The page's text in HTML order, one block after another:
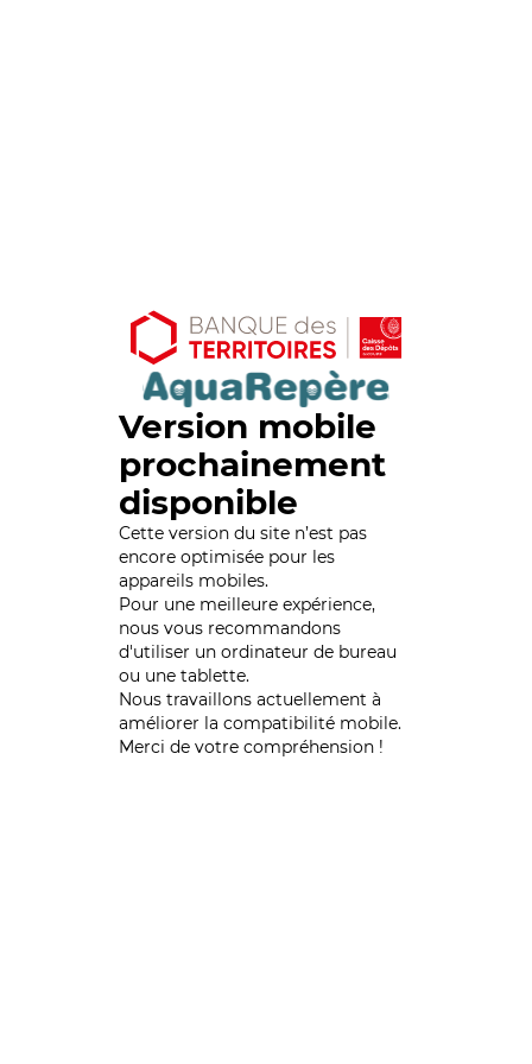
Version mobile
prochainement
disponible
Cette version du site n’est pas
encore optimisée pour les
appareils mobiles.
Pour une meilleure expérience,
nous vous recommandons
d'utiliser un ordinateur de bureau
ou une tablette.
Nous travaillons actuellement à
améliorer la compatibilité mobile.
Merci de votre compréhension !